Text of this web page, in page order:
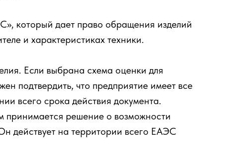
который дает право обращения изделий
и характеристиках техники.
Если выбрана схема оценки для
подтвердить, что предприятие имеет все
всего срока действия документа.
принимается решение о возможности
действует на территории всего ЕАЭС